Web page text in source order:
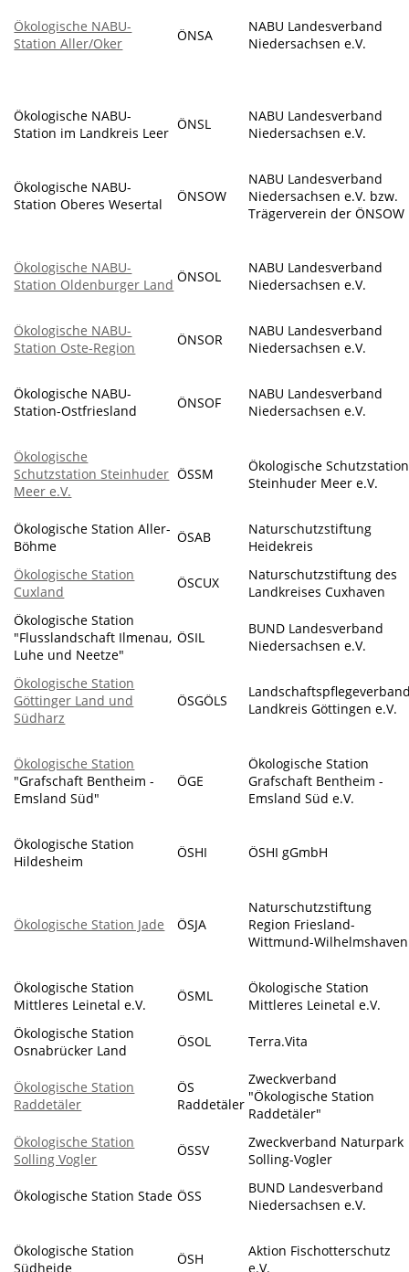
Ökologische NABU-
Station Aller/Oker
ÖNSA
NABU Landesverband
Niedersachsen e.V.
Ökologische NABU-
Station im Landkreis Leer
ÖNSL
NABU Landesverband
Niedersachsen e.V.
Ökologische NABU-
Station Oberes Wesertal
ÖNSOW
NABU Landesverband
Niedersachsen e.V. bzw.
Trägerverein der ÖNSOW
Ökologische NABU-
Station Oldenburger Land ÖNSOL
NABU Landesverband
Niedersachsen e.V.
Ökologische NABU-
Station Oste-Region
ÖNSOR
NABU Landesverband
Niedersachsen e.V.
Ökologische NABU-
Station-Ostfriesland
ÖNSOF
NABU Landesverband
Niedersachsen e.V.
Ökologische
Schutzstation Steinhuder
Meer e.V.
ÖSSM
Ökologische Schutzstation
Steinhuder Meer e.V.
Ökologische Station Aller-
Böhme
ÖSAB
Naturschutzstiftung
Heidekreis
Ökologische Station
Cuxland
ÖSCUX
Naturschutzstiftung des
Landkreises Cuxhaven
Ökologische Station
"Flusslandschaft Ilmenau,
Luhe und Neetze"
ÖSIL
BUND Landesverband
Niedersachsen e.V.
Ökologische Station
Göttinger Land und
Südharz
ÖSGÖLS
Landkreis Göttingen e.V.
Ökologische Station
"Grafschaft Bentheim -
Emsland Süd"
ÖGE
Ökologische Station
Grafschaft Bentheim -
Emsland Süd e.V.
Ökologische Station
Hildesheim
ÖSHI ÖSHI gGmbH
Ökologische Station Jade ÖSJA
Naturschutzstiftung
Region Friesland-
Wittmund-Wilhelmshaven
Ökologische Station
Mittleres Leinetal e.V.
ÖSML
Ökologische Station
Mittleres Leinetal e.V.
Ökologische Station
Osnabrücker Land
ÖSOL Terra.Vita
Ökologische Station
Raddetäler
ÖS
Raddetäler
Zweckverband
"Ökologische Station
Raddetäler"
Ökologische Station
Solling Vogler
ÖSSV
Zweckverband Naturpark
Solling-Vogler
Ökologische Station Stade ÖSS
BUND Landesverband
Niedersachsen e.V.
Ökologische Station
Südheide
ÖSH
Aktion Fischotterschutz
e.V.